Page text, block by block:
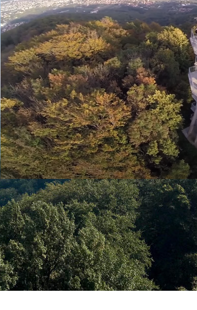
30. mart 2021.
„KALKANSKI KRUGOVI“ ZA
INVESTITORSKI URBANIZAM NA
BUKULJI – PLAN DA SE LEPOTICA
ŠUMADIJE TURISTIMA PRIBLIŽI
OČUVANJEM PRIRODE